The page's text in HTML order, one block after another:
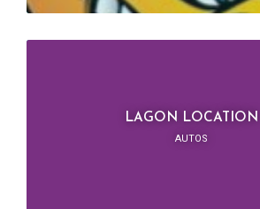
LAGON LOCATION
AUTOS